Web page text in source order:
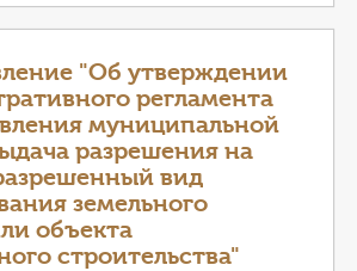
"Об утверждении
регламента
муниципальной
разрешения на
вид
земельного
объекта
строительства"